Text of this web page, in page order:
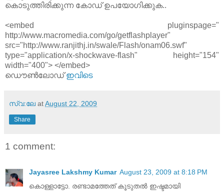
കൊടുത്തിരിക്കുന്ന കോഡ് ഉപയോഗിക്കുക..
<embed pluginspage="
http://www.macromedia.com/go/getflashplayer"
src="http://www.ranjithj.in/swale/Flash/onam06.swf"
type="application/x-shockwave-flash" height="154"
width="400"> </embed>
ഡൌണ്‍ലോഡ്ഇവിടെ
സ്വ:ലേ atAugust 22, 2009
Share
1 comment:
Jayasree Lakshmy Kumar August 23, 2009 at 8:18 PM
കൊള്ളാട്ടോ. രണ്ടാമത്തേത് കൂടുതൽ ഇഷ്ടമായി